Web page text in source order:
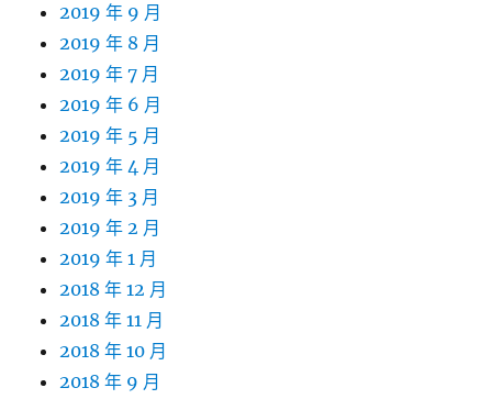
2019 年 9 月
2019 年 8 月
2019 年 7 月
2019 年 6 月
2019 年 5 月
2019 年 4 月
2019 年 3 月
2019 年 2 月
2019 年 1 月
2018 年 12 月
2018 年 11 月
2018 年 10 月
2018 年 9 月